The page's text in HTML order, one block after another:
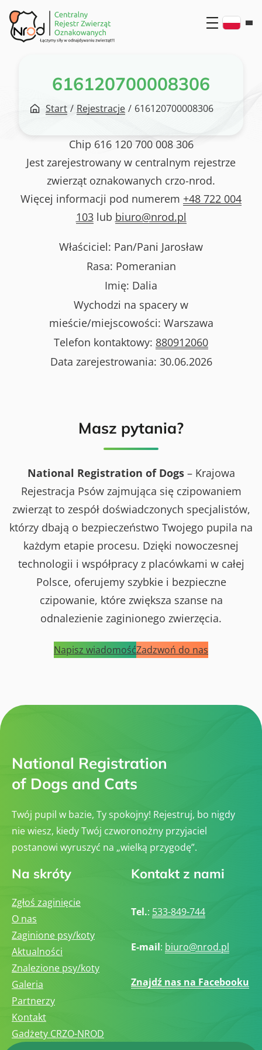
Przejdź
do
treści
616120700008306
Start / Rejestracje / 616120700008306
Chip 616 120 700 008 306
Jest zarejestrowany w centralnym rejestrze
zwierząt oznakowanych crzo-nrod.
Więcej informacji pod numerem +48 722 004
103lub biuro@nrod.pl
Właściciel: Pan/Pani Jarosław
Rasa: Pomeranian
Imię: Dalia
Wychodzi na spacery w
mieście/miejscowości: Warszawa
Telefon kontaktowy: 880912060
Data zarejestrowania: 30.06.2026
Masz pytania?
National Registration of Dogs– Krajowa
Rejestracja Psów zajmująca się czipowaniem
zwierząt to zespół doświadczonych specjalistów,
którzy dbają o bezpieczeństwo Twojego pupila na
każdym etapie procesu. Dzięki nowoczesnej
technologii i współpracy z placówkami w całej
Polsce, oferujemy szybkie i bezpieczne
czipowanie, które zwiększa szanse na
odnalezienie zaginionego zwierzęcia.
Napisz wiadomośćZadzwoń do nas
National Registration
of Dogs and Cats
Twój pupil w bazie, Ty spokojny! Rejestruj, bo nigdy
nie wiesz, kiedy Twój czworonożny przyjaciel
postanowi wyruszyć na „wielką przygodę”.
Na skróty
Zgłoś zaginięcie
O nas
Zaginione psy/koty
Aktualności
Znalezione psy/koty
Galeria
Partnerzy
Kontakt
Gadżety CRZO-NROD
Kontakt z nami
Tel.: 533-849-744
E-mail: biuro@nrod.pl
Znajdź nas na Facebooku